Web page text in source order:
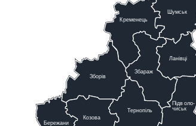
Тернопіль
Підволо-
чиськ
Ланівці
Збараж
Шумськ
Кременець
Козова
Бережани
Зборів